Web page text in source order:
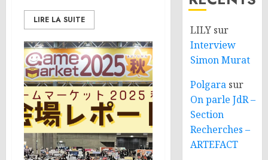
LIRE LA SUITE
LILY sur
Interview
Simon Murat
Polgara sur
On parle JdR –
Section
Recherches –
ARTEFACT